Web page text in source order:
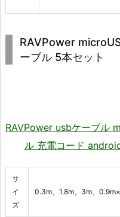
RAVPower
ーブル 5本セット
RAVPower usbケーブル
ル 充電コード
サ
イ
ズ
0.3m、1.8m、3m、